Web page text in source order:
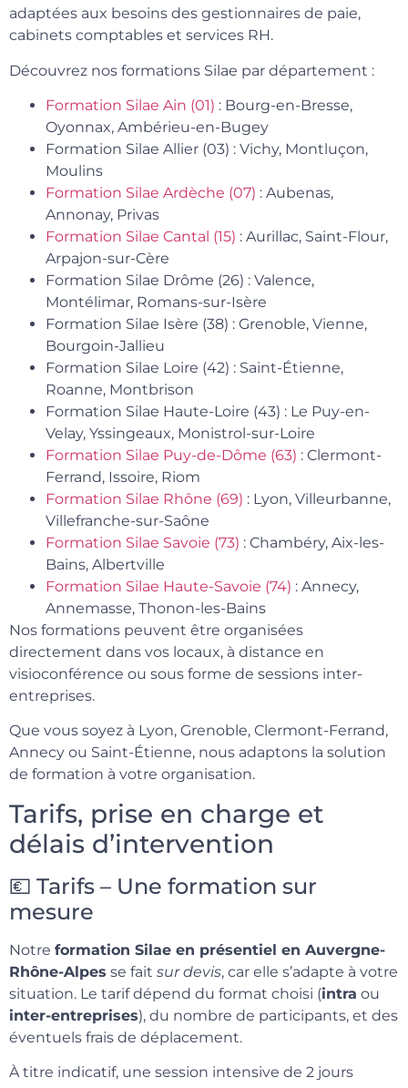
adaptées aux besoins des gestionnaires de paie,
cabinets comptables et services RH.
Découvrez nos formations Silae par département :
Formation Silae Ain (01) : Bourg-en-Bresse,
Oyonnax, Ambérieu-en-Bugey
Formation Silae Allier (03) : Vichy, Montluçon,
Moulins
Formation Silae Ardèche (07) : Aubenas,
Annonay, Privas
Formation Silae Cantal (15) : Aurillac, Saint-Flour,
Arpajon-sur-Cère
Formation Silae Drôme (26) : Valence,
Montélimar, Romans-sur-Isère
Formation Silae Isère (38) : Grenoble, Vienne,
Bourgoin-Jallieu
Formation Silae Loire (42) : Saint-Étienne,
Roanne, Montbrison
Formation Silae Haute-Loire (43) : Le Puy-en-
Velay, Yssingeaux, Monistrol-sur-Loire
Formation Silae Puy-de-Dôme (63) : Clermont-
Ferrand, Issoire, Riom
Formation Silae Rhône (69) : Lyon, Villeurbanne,
Villefranche-sur-Saône
Formation Silae Savoie (73) : Chambéry, Aix-les-
Bains, Albertville
Formation Silae Haute-Savoie (74) : Annecy,
Annemasse, Thonon-les-Bains
Nos formations peuvent être organisées
directement dans vos locaux, à distance en
visioconférence ou sous forme de sessions inter-
entreprises.
Que vous soyez à Lyon, Grenoble, Clermont-Ferrand,
Annecy ou Saint-Étienne, nous adaptons la solution
de formation à votre organisation.
Tarifs, prise en charge et
délais d’intervention
💶 Tarifs – Une formation sur
mesure
Notre formation Silae en présentiel en Auvergne-
Rhône-Alpes se fait sur devis, car elle s’adapte à votre
situation. Le tarif dépend du format choisi (intra ou
inter-entreprises), du nombre de participants, et des
éventuels frais de déplacement.
À titre indicatif, une session intensive de 2 jours